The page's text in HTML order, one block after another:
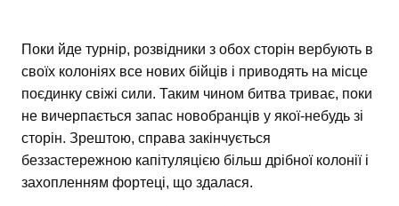
Поки йде турнір, розвідники з обох сторін вербують в
своїх колоніях все нових бійців і приводять на місце
поєдинку свіжі сили. Таким чином битва триває, поки
не вичерпається запас новобранців у якої-небудь зі
сторін. Зрештою, справа закінчується
беззастережною капітуляцією більш дрібної колонії і
захопленням фортеці, що здалася.